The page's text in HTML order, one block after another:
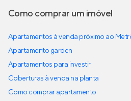
Como comprar um imóvel
Apartamentos à venda próximo ao
Apartamento garden
Apartamentos para investir
Coberturas à venda na planta
Como comprar apartamento